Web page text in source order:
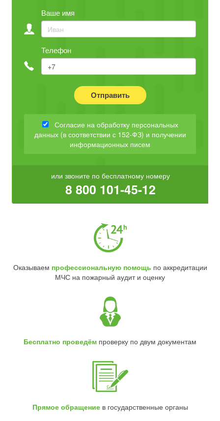
Ваше имя
Телефон
Отправить
Согласие на обработку персональных
данных (в соответствии с 152-ФЗ) и получении
информационных писем
или звоните по бесплатному номеру
8 800 101-45-12
Оказываем профессиональную помощь по аккредитации
МЧС на пожарный аудит и оценку
Бесплатно проведём проверку по двум документам
Прямое обращениев государственные органы